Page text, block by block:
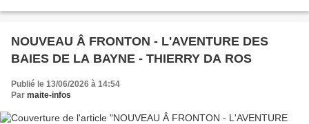
NOUVEAU Â FRONTON - L'AVENTURE DES
BAIES DE LA BAYNE - THIERRY DA ROS
Publié le 13/06/2026 à 14:54
Par maite-infos